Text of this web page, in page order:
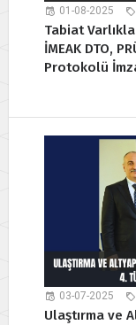
01-08-2025
Tabiat
İMEAK DTO,
Protokolü
03-07-2025
Ulaştırma ve